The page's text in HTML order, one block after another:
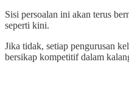
Sisi persoalan ini akan terus
seperti kini.
Jika tidak, setiap pengurusan
bersikap kompetitif dalam